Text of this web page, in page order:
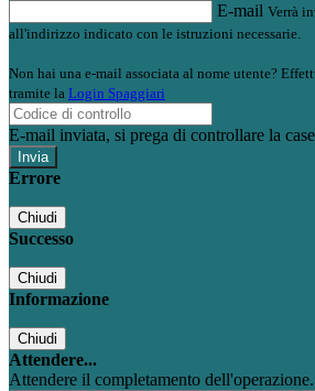
E-mail Verrà
all'indirizzo indicato con le istruzioni necessarie.
Non hai una e-mail associata al nome utente?
tramite la Login Spaggiari
E-mail inviata, si prega di controllare la
Errore
Chiudi
Successo
Chiudi
Informazione
Chiudi
Attendere...
Attendere il completamento